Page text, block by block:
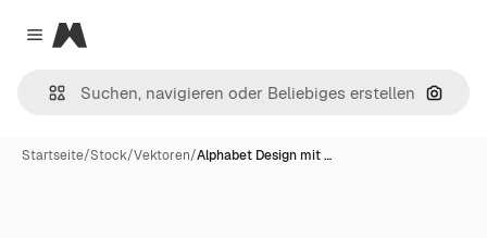
Close menu
Magnific
Nach
Startseite/Stock/Vektoren/Alphabet Design mit …